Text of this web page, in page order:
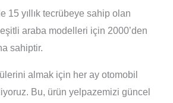
15 yıllık tecrübeye sahip olan
araba modelleri için 2000’den
sahiptir.
almak için her ay otomobil
Bu, ürün yelpazemizi güncel